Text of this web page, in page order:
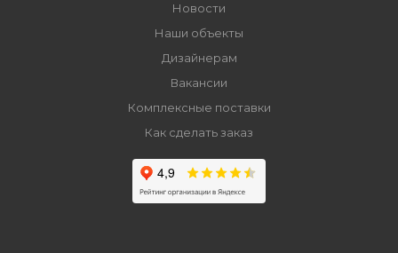
Новости
Наши объекты
Дизайнерам
Вакансии
Комплексные поставки
Как сделать заказ